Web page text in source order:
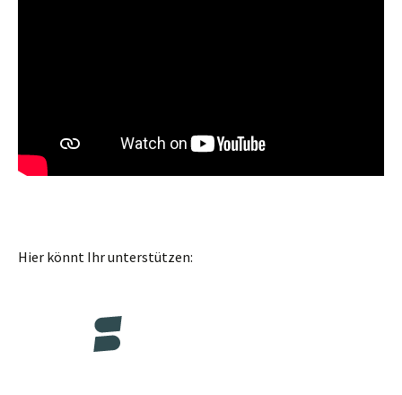
Hier könnt Ihr unterstützen: